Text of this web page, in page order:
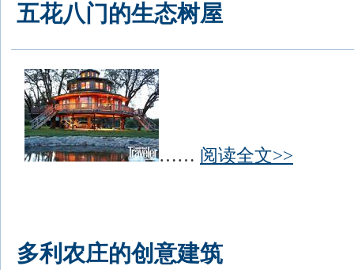
五花八门的生态树屋
…… 阅读全文>>
多利农庄的创意建筑